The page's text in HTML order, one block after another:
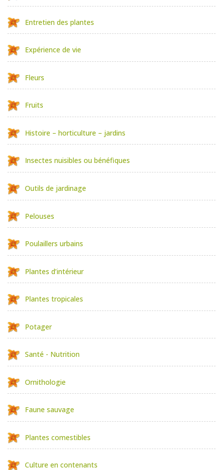
Entretien des plantes
Expérience de vie
Fleurs
Fruits
Histoire – horticulture – jardins
Insectes nuisibles ou bénéfiques
Outils de jardinage
Pelouses
Poulaillers urbains
Plantes d’intérieur
Plantes tropicales
Potager
Santé - Nutrition
Ornithologie
Faune sauvage
Plantes comestibles
Culture en contenants